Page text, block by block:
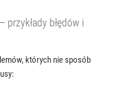
przykłady błędów i
których nie sposób